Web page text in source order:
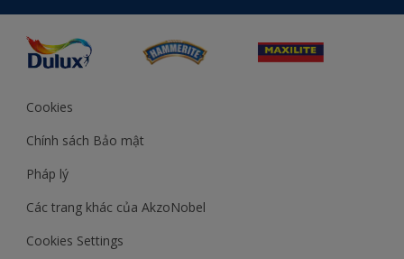
Cookies
Chính sách Bảo mật
Pháp lý
Các trang khác của AkzoNobel
Cookies Settings